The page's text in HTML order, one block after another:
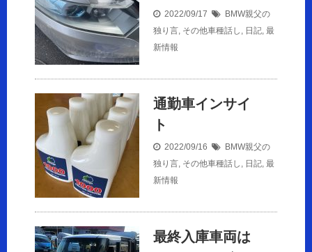
2022/09/17
BMW親父の
独り言, その他車種話し , 日記, 最
新情報
通勤車インサイ
ト
2022/09/16
BMW親父の
独り言, その他車種話し , 日記, 最
新情報
最終入庫車両は